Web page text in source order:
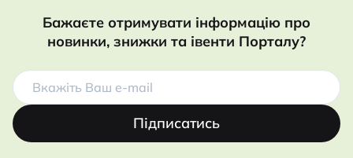
Бажаєте отримувати інформацію про
новинки, знижки та івенти Порталу?
Підписатись